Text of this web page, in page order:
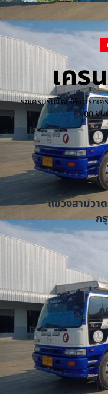
เคร
รถเครนรับจ้าง ให้เช่ารถ
ถูก ขน
แขวงสามวา
ก
เ